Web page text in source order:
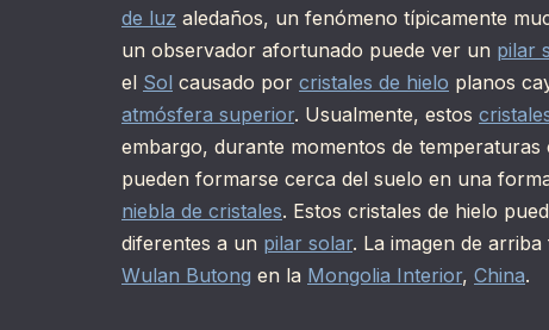
de luz aledaños, un fenómeno típicamente
un observador afortunado puede ver un pilar
el Sol causado por cristales de hielo planos
atmósfera superior. Usualmente, estos
embargo, durante momentos de temperaturas
pueden formarse cerca del suelo en una
niebla de cristales. Estos cristales de hielo
diferentes a un pilar solar. La imagen de
Wulan Butong en la Mongolia Interior, China.